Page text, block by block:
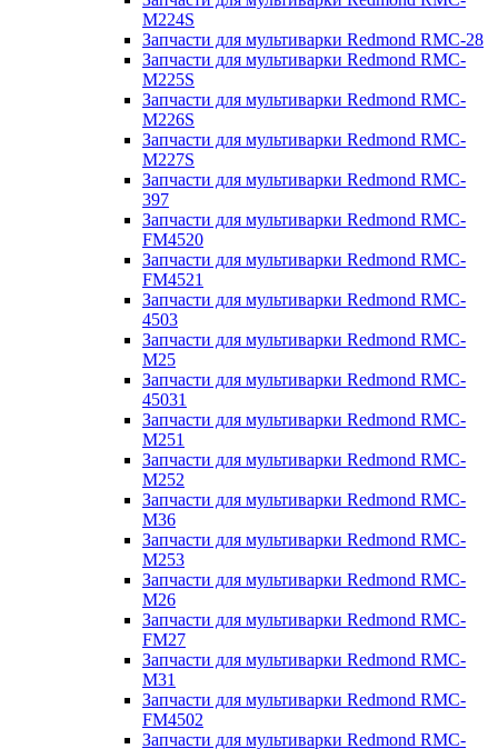
M224S
Запчасти для мультиварки Redmond RMC-28
Запчасти для мультиварки Redmond RMC-
M225S
Запчасти для мультиварки Redmond RMC-
M226S
Запчасти для мультиварки Redmond RMC-
M227S
Запчасти для мультиварки Redmond RMC-
397
Запчасти для мультиварки Redmond RMC-
FM4520
Запчасти для мультиварки Redmond RMC-
FM4521
Запчасти для мультиварки Redmond RMC-
4503
Запчасти для мультиварки Redmond RMC-
M25
Запчасти для мультиварки Redmond RMC-
45031
Запчасти для мультиварки Redmond RMC-
M251
Запчасти для мультиварки Redmond RMC-
M252
Запчасти для мультиварки Redmond RMC-
M36
Запчасти для мультиварки Redmond RMC-
M253
Запчасти для мультиварки Redmond RMC-
M26
Запчасти для мультиварки Redmond RMC-
FM27
Запчасти для мультиварки Redmond RMC-
M31
Запчасти для мультиварки Redmond RMC-
FM4502
Запчасти для мультиварки Redmond RMC-